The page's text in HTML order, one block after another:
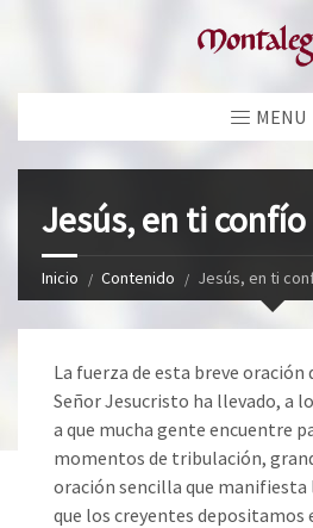
MENU
Jesús, en ti confío
Inicio Contenido Jesús, en ti
La fuerza de esta breve
Señor Jesucristo ha llevado, a
a que mucha gente encuentre
momentos de tribulación,
oración sencilla que manifiesta
que los creyentes depositamos